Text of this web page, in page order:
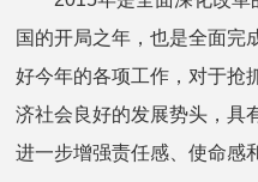
国的开局之年，也是全面完
好今年的各项工作，对于抢
济社会良好的发展势头，具
进一步增强责任感、使命感